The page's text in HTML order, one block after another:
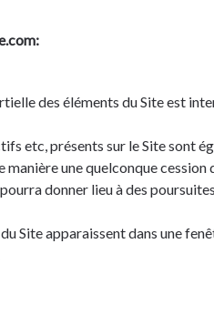
des éléments du Site est
etc, présents sur le Site
manière une quelconque
donner lieu à des
Site apparaissent dans une